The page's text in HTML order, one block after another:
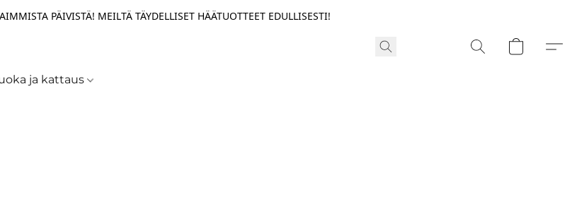
PÄIVISTÄ! MEILTÄ TÄYDELLISET HÄÄTUOTTEET EDULLISESTI!
ja kattaus